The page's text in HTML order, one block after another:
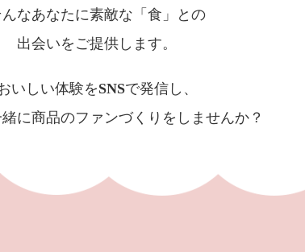
んなあなたに素敵な「食」との
出会いをご提供します。
いしい体験をSNSで発信し、
に商品のファンづくりをしませんか？